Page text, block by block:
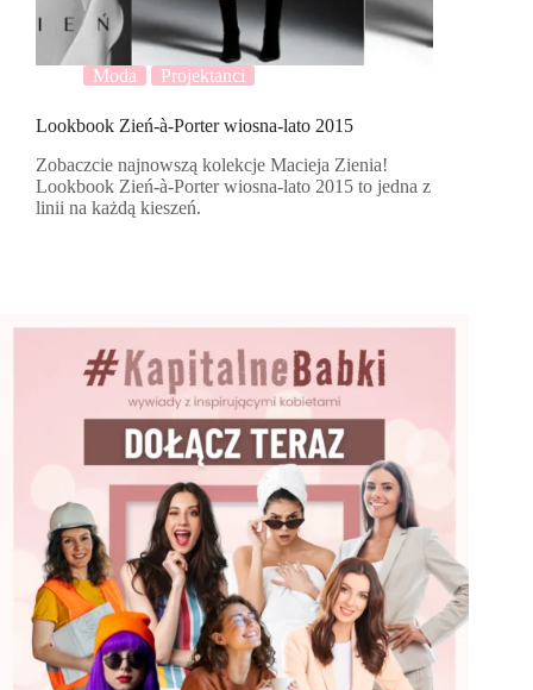
Moda Projektanci
Lookbook Zień-à-Porter wiosna-lato 2015
Zobaczcie najnowszą kolekcje Macieja Zienia!
Lookbook Zień-à-Porter wiosna-lato 2015 to jedna z
linii na każdą kieszeń.